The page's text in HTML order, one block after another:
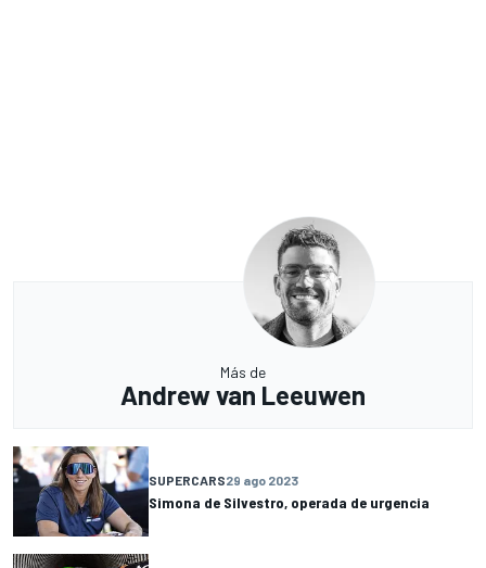
Más de
Andrew van Leeuwen
SUPERCARS29 ago 2023
Simona de Silvestro, operada de urgencia